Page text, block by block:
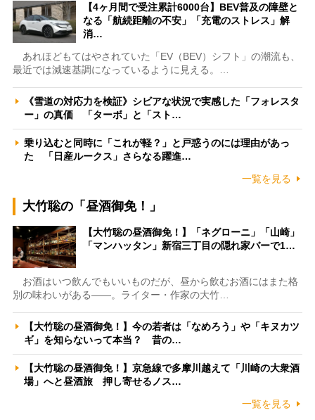
【4ヶ月間で受注累計6000台】BEV普及の障壁と
なる「航続距離の不安」「充電のストレス」解
消…
あれほどもてはやされていた「EV（BEV）シフト」の潮流も、
最近では減速基調になっているように見える。…
《雪道の対応力を検証》シビアな状況で実感した「フォレスタ
ー」の真価 「ターボ」と「スト…
乗り込むと同時に「これが軽？」と戸惑うのには理由があっ
た 「日産ルークス」さらなる躍進…
一覧を見る
大竹聡の「昼酒御免！」
【大竹聡の昼酒御免！】「ネグローニ」「山崎」
「マンハッタン」新宿三丁目の隠れ家バーで1…
お酒はいつ飲んでもいいものだが、昼から飲むお酒にはまた格
別の味わいがある――。ライター・作家の大竹…
【大竹聡の昼酒御免！】今の若者は「なめろう」や「キヌカツ
ギ」を知らないって本当？ 昔の…
【大竹聡の昼酒御免！】京急線で多摩川越えて「川崎の大衆酒
場」へと昼酒旅 押し寄せるノス…
一覧を見る